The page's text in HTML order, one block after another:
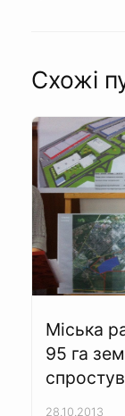
Схожі
Міська
95 га
28.10.2013